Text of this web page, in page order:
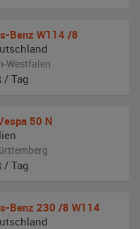
Benz W114 /8
Westfalen
/ Tag
50 N
/ Tag
Benz 230 /8 W114